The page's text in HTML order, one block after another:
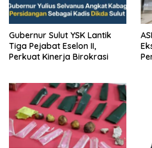
Gubernur Sulut YSK Lantik
Tiga Pejabat Eselon II,
Perkuat Kinerja Birokrasi